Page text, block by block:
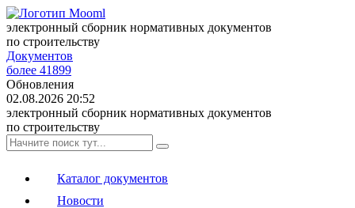
электронный сборник нормативных документов
по строительству
Документов
более 41899
Обновления
02.08.2026 20:52
электронный сборник нормативных документов
по строительству
Каталог документов
Новости